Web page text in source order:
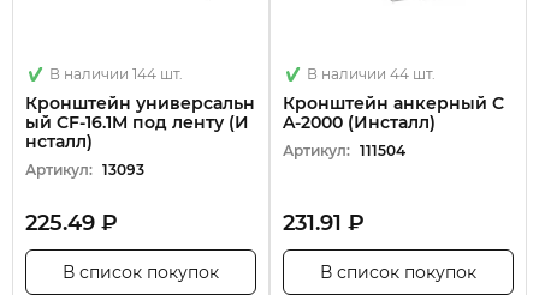
В наличии 144 шт.
Кронштейн универсальн
ый CF-16.1M под ленту (И
нсталл)
Артикул: 13093
225.49 ₽
В список покупок
В наличии 44 шт.
Кронштейн анкерный C
A-2000 (Инсталл)
Артикул: 111504
231.91 ₽
В список покупок